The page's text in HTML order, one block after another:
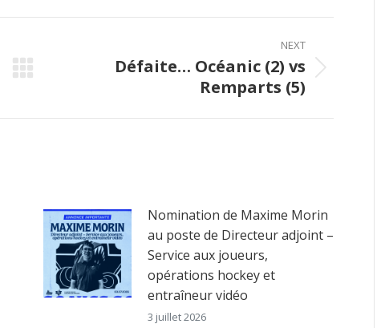
NEXT
Défaite… Océanic (2) vs
Remparts (5)
Nomination de Maxime Morin
au poste de Directeur adjoint –
Service aux joueurs,
opérations hockey et
entraîneur vidéo
3 juillet 2026